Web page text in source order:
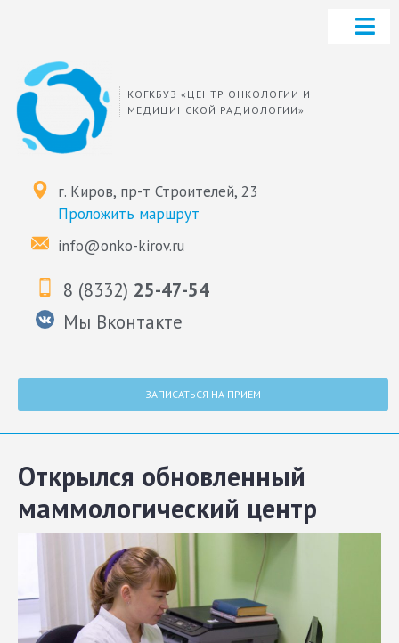
КОГКБУЗ «ЦЕНТР ОНКОЛОГИИ И
МЕДИЦИНСКОЙ РАДИОЛОГИИ»
г. Киров, пр-т Строителей, 23
Проложить маршрут
info@onko-kirov.ru
8 (8332) 25-47-54
Мы Вконтакте
ЗАПИСАТЬСЯ НА ПРИЕМ
Открылся обновленный
маммологический центр